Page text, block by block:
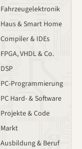
Fahrzeugelektronik
Haus & Smart Home
Compiler & IDEs
FPGA, VHDL & Co.
DSP
PC-Programmierung
PC Hard- & Software
Projekte & Code
Markt
Ausbildung & Beruf